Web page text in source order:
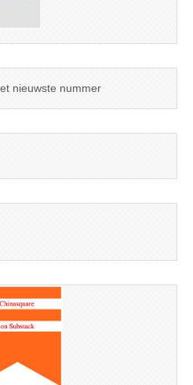
nieuwste nummer